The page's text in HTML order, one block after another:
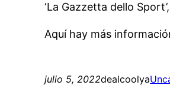
‘La Gazzetta dello
Aquí hay más
julio 5, 2022dealcoolya